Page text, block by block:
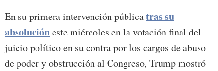
En su primera intervención públicatras su
absolucióneste miércoles en la votación final del
juicio político en su contra por los cargos de abuso
de poder y obstrucción al Congreso, Trump mostró